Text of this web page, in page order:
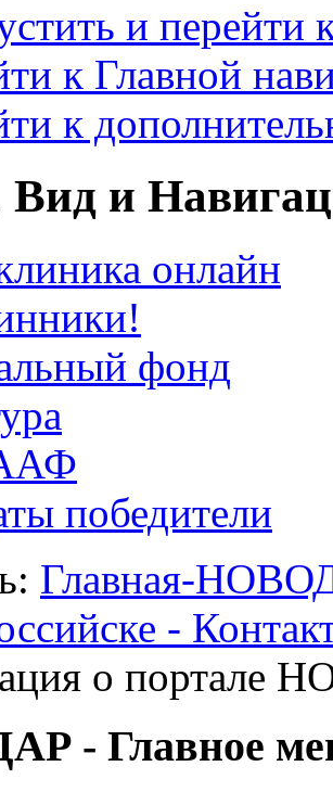
и перейти
к Главной
к
Вид и
онлайн
фонд
победители
Главная-
-
о портале
- Главное